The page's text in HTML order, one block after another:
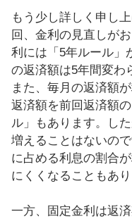
もう少し詳しく申し
回、金利の見直しが
利には「5年ルール」
の返済額は5年間変わ
また、毎月の返済額
返済額を前回返済額
ル」もあります。し
増えることはないの
に占める利息の割合
にくくなることもあり
一方、固定金利は返